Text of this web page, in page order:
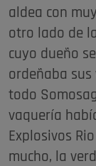
aldea con
otro lado de
cuyo dueño
ordeñaba sus
todo
vaquería
Explosivos
mucho, la